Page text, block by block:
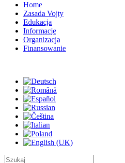
Home
Zasada Vojty
Edukacja
Informacje
Organizacja
Finansowanie